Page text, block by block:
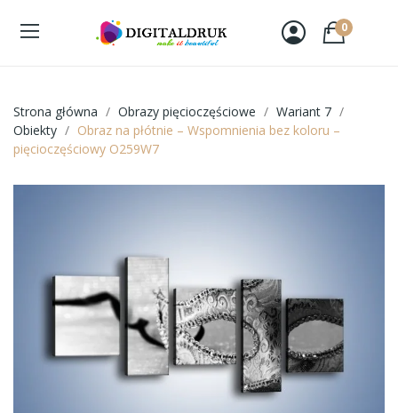
0
Strona główna Obrazy pięcioczęściowe
Wariant 7
Obiekty
Obraz na płótnie – Wspomnienia bez koloru –
pięcioczęściowy O259W7